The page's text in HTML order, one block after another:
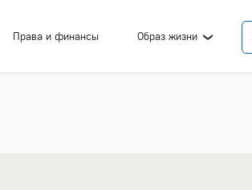
Права и финансы Образ жизни